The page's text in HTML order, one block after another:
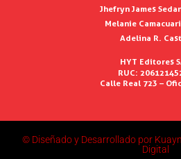
Jhefryn James
Melanie
Adelina R.
HYT Editores
RUC:
Calle Real 723 –
© Diseñado y Desarrollado por
Digital